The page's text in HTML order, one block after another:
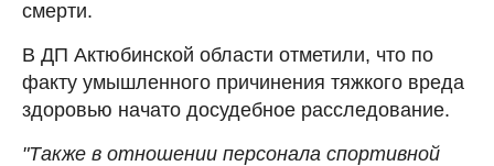
смерти.
В ДП Актюбинской области отметили, что по
факту умышленного причинения тяжкого вреда
здоровью начато досудебное расследование.
"Также в отношении персонала спортивной